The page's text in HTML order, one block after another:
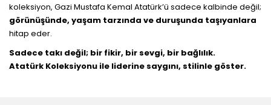
koleksiyon, Gazi Mustafa Kemal Atatürk’ü sadece kalbinde değil;
görünüşünde, yaşam tarzında ve duruşunda taşıyanlara
hitap eder.
Sadece takı değil; bir fikir, bir sevgi, bir bağlılık.
Atatürk Koleksiyonu ile liderine saygını, stilinle göster.